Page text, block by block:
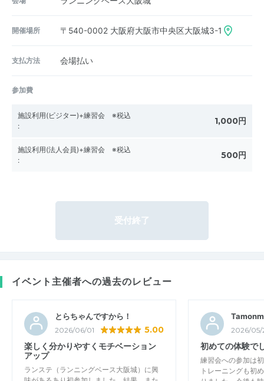
開催場所 〒540-0002 大阪府大阪市中央区大阪城3-1
支払方法 会場払い
参加費
施設利用(ビジター)+練習会 ※税込
:
1,000円
施設利用(法人会員)+練習会 ※税込
:
500円
受付終了
イベント主催者への過去のレビュー
とらちゃんですから！
2026/06/01 5.00
楽しく分かりやすくモチベーション
アップ
ランステ（ランニングベース大阪城）に興
2026/05/
初めての体験で
練習会への参加は
トレーニングも初